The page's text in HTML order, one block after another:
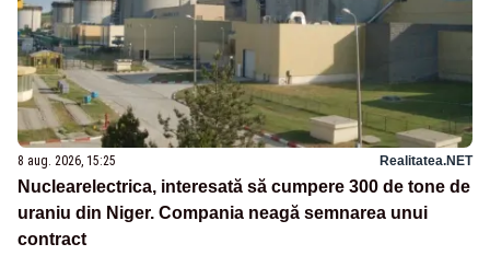
8 aug. 2026, 15:25 Realitatea.NET
Nuclearelectrica, interesată să cumpere 300 de tone de
uraniu din Niger. Compania neagă semnarea unui
contract